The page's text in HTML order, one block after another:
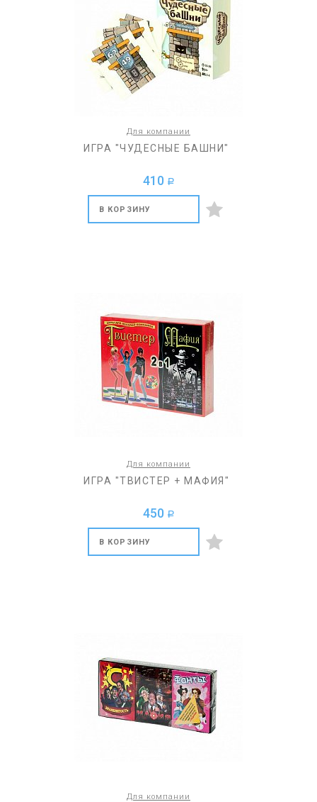
Для компании
ИГРА "ЧУДЕСНЫЕ БАШНИ"
410 a
В КОРЗИНУ
Для компании
ИГРА "ТВИСТЕР + МАФИЯ"
450 a
В КОРЗИНУ
Для компании